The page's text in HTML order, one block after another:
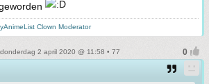
Clown Moderator
donderdag 2 april 2020 @ 11:58 • 77